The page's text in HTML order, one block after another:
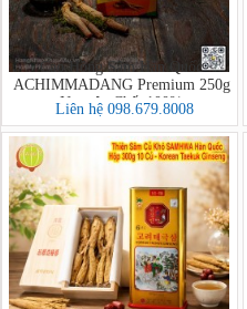
Cao Hồng Sâm Hàn Quốc
ACHIMMADANG Premium 250g
Nguyên Chất 100%
Liên hệ 098.679.8008